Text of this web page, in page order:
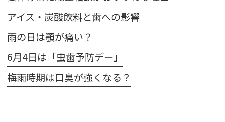
アイス・炭酸飲料と歯への影響
雨の日は顎が痛い？
6月4日は「虫歯予防デー」
梅雨時期は口臭が強くなる？